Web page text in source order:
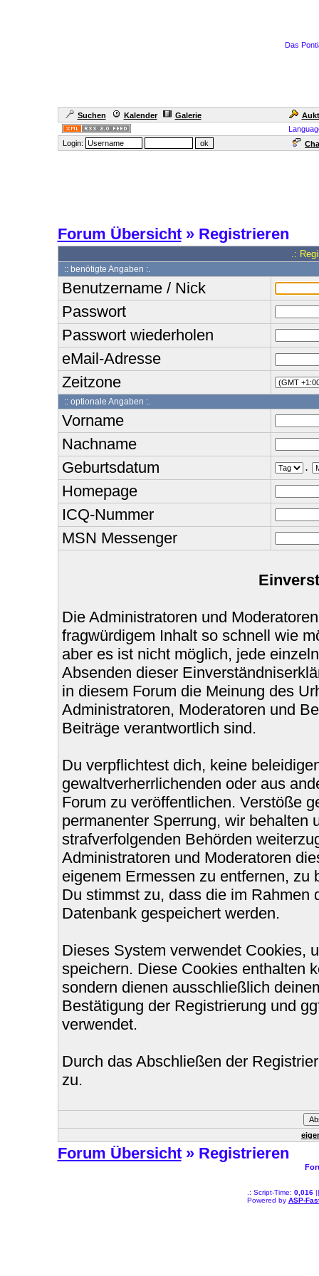
Das
Suchen Kalender Galerie
Login:
Forum Übersicht» Registrieren
.:
:: benötigte Angaben :.
Benutzername / Nick
Passwort
Passwort wiederholen
eMail-Adresse
Zeitzone
:: optionale Angaben :.
Vorname
Nachname
Geburtsdatum
.
Homepage
ICQ-Nummer
MSN Messenger
Die Administratoren und
fragwürdigem Inhalt so schnell wie
aber es ist nicht möglich, jede
Absenden dieser
in diesem Forum die Meinung des
Administratoren, Moderatoren und
Beiträge verantwortlich sind.
Du verpflichtest dich, keine
gewaltverherrlichenden oder aus
Forum zu veröffentlichen. Verstöße
permanenter Sperrung, wir behalten
strafverfolgenden Behörden
Administratoren und Moderatoren
eigenem Ermessen zu entfernen, zu
Du stimmst zu, dass die im Rahmen
Datenbank gespeichert werden.
Dieses System verwendet Cookies,
speichern. Diese Cookies enthalten
sondern dienen ausschließlich
Bestätigung der Registrierung und
verwendet.
Durch das Abschließen der
zu.
Forum Übersicht» Registrieren
.: Script-Time: 0,016||
Powered by ASP-